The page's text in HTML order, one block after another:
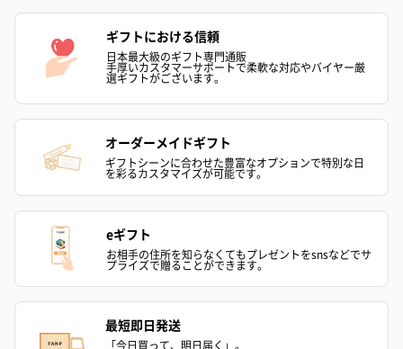
ギフトにおける信頼
日本最大級のギフト専門通販
手厚いカスタマーサポートで柔軟な対応やバイヤー厳
選ギフトがございます。
オーダーメイドギフト
ギフトシーンに合わせた豊富なオプションで特別な日
を彩るカスタマイズが可能です。
eギフト
お相手の住所を知らなくてもプレゼントをsnsなどでサ
プライズで贈ることができます。
最短即日発送
「今日買って、明日届く」。